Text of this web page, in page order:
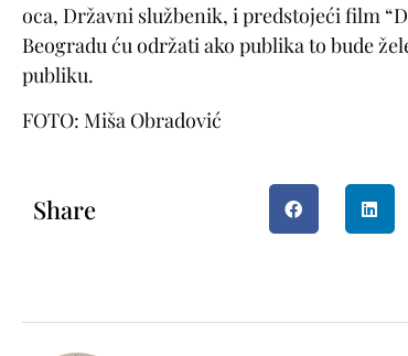
oca, Državni službenik, i predstojeći film
Beogradu ću održati ako publika to bude
publiku.
FOTO: Miša Obradović
Share